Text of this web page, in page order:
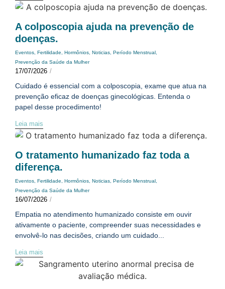
A colposcopia ajuda na prevenção de
doenças.
Eventos Fertilidade Hormônios Noticias Período Menstrual
Prevenção da Saúde da Mulher
17/07/2026 /
Cuidado é essencial com a colposcopia, exame que atua na
prevenção eficaz de doenças ginecológicas. Entenda o
papel desse procedimento!
Leia mais
O tratamento humanizado faz toda a
diferença.
Eventos Fertilidade Hormônios Noticias Período Menstrual
Prevenção da Saúde da Mulher
16/07/2026 /
Empatia no atendimento humanizado consiste em ouvir
ativamente o paciente, compreender suas necessidades e
envolvê-lo nas decisões, criando um cuidado...
Leia mais